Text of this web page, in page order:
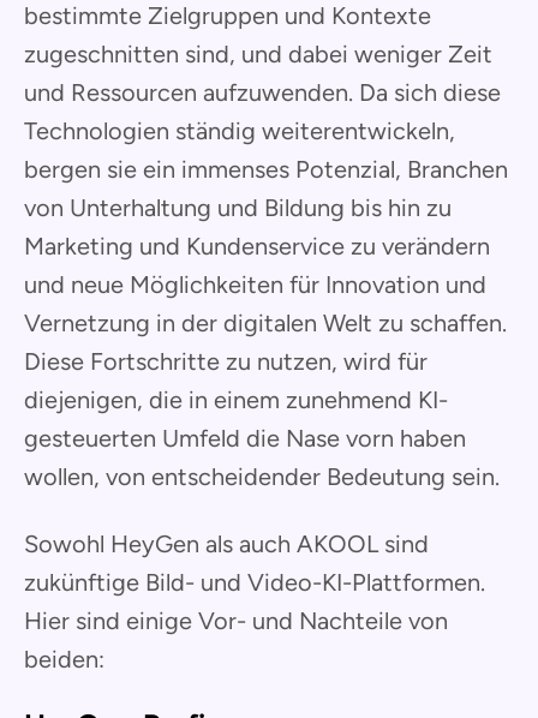
bestimmte Zielgruppen und Kontexte
zugeschnitten sind, und dabei weniger Zeit
und Ressourcen aufzuwenden. Da sich diese
Technologien ständig weiterentwickeln,
bergen sie ein immenses Potenzial, Branchen
von Unterhaltung und Bildung bis hin zu
Marketing und Kundenservice zu verändern
und neue Möglichkeiten für Innovation und
Vernetzung in der digitalen Welt zu schaffen.
Diese Fortschritte zu nutzen, wird für
diejenigen, die in einem zunehmend KI-
gesteuerten Umfeld die Nase vorn haben
wollen, von entscheidender Bedeutung sein.
Sowohl HeyGen als auch AKOOL sind
zukünftige Bild- und Video-KI-Plattformen.
Hier sind einige Vor- und Nachteile von
beiden: